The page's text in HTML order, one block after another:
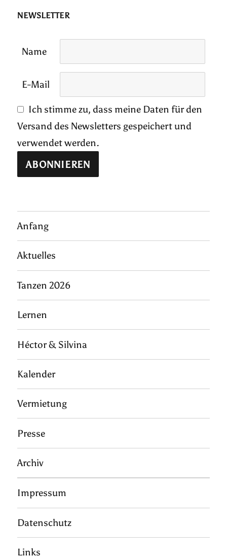
NEWSLETTER
Name
E-Mail
Ich stimme zu, dass meine Daten für den
Versand des Newsletters gespeichert und
verwendet werden.
Anfang
Aktuelles
Tanzen 2026
Lernen
Héctor & Silvina
Kalender
Vermietung
Presse
Archiv
Impressum
Datenschutz
Links